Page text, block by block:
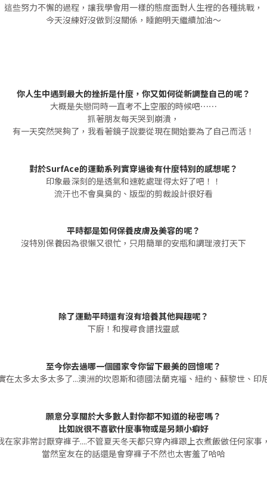
這些努力不懈的過程，讓我學會用一樣的態度面對人生裡的各種挑戰，
今天沒練好沒做到沒關係，睡飽明天繼續加油～
你人生中遇到最大的挫折是什麼，你又如何從新調整自己的呢？
大概是失戀同時一直考不上空服的時候吧⋯⋯
抓著朋友每天哭到崩潰，
有一天突然哭夠了，我看著鏡子說要從現在開始要為了自己而活！
對於SurfAce的運動系列實穿過後有什麼特別的感想呢？
印象最深刻的是透氣和速乾處理得太好了吧！！
流汗也不會臭臭的、版型的剪裁設計很好看
平時都是如何保養皮膚及美容的呢？
沒特別保養因為很懶又很忙，只用簡單的安瓶和調理液打天下
除了運動平時還有沒有培養其他興趣呢？
下廚！和搜尋食譜找靈感
至今你去過哪一個國家令你留下最美的回憶呢？
在太多太多太多了...澳洲的坎恩斯和德國法蘭克福、紐約、蘇黎世、
願意分享關於大多數人對你都不知道的秘密嗎？
比如說很不喜歡什麼事物或是另類小癖好
在家非常討厭穿褲子....不管夏天冬天都只穿內褲跟上衣煮飯做任何家事，
當然室友在的話還是會穿褲子不然也太害羞了哈哈